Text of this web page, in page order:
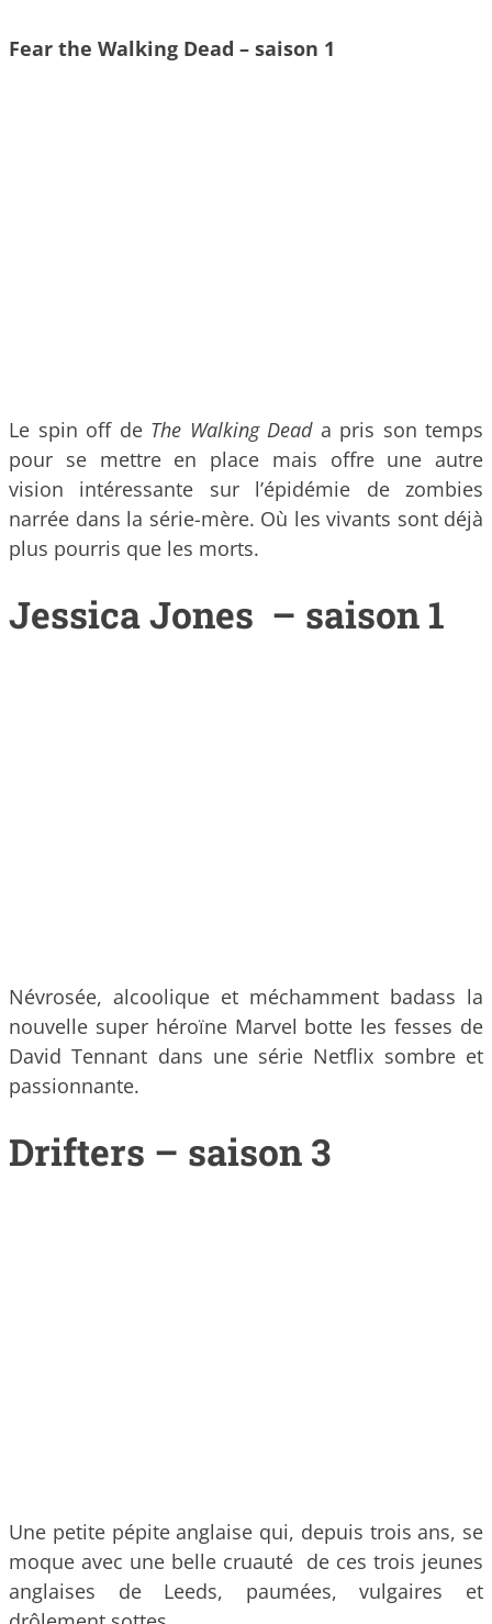
Fear the Walking Dead – saison 1
Le spin off de The Walking Deada pris son temps
pour se mettre en place mais offre une autre
vision intéressante sur l’épidémie de zombies
narrée dans la série-mère. Où les vivants sont déjà
plus pourris que les morts.
Jessica Jones – saison 1
Névrosée, alcoolique et méchamment badass la
nouvelle super héroïne Marvel botte les fesses de
David Tennant dans une série Netflix sombre et
passionnante.
Drifters – saison 3
Une petite pépite anglaise qui, depuis trois ans, se
moque avec une belle cruauté de ces trois jeunes
anglaises de Leeds, paumées, vulgaires et